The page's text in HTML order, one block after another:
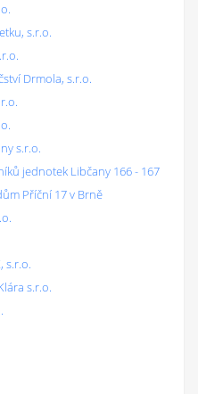
s.r.o.
Drmola, s.r.o.
s.r.o.
jednotek Libčany 166 - 167
Příční 17 v Brně
s.r.o.
s.r.o.